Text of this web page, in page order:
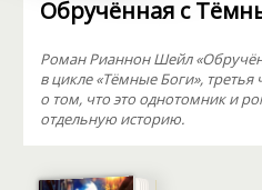
Обручённая с
Роман Рианнон Шейл
в цикле «Тёмные Боги», третья
о том, что это однотомник и
отдельную историю.